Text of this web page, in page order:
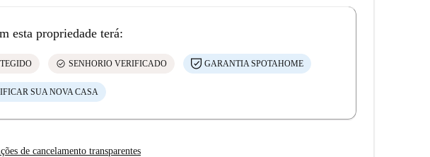
esta propriedade terá:
check_circle SENHORIO VERIFICADO GARANTIA SPOTAHOME
SUA NOVA CASA
de cancelamento transparentes